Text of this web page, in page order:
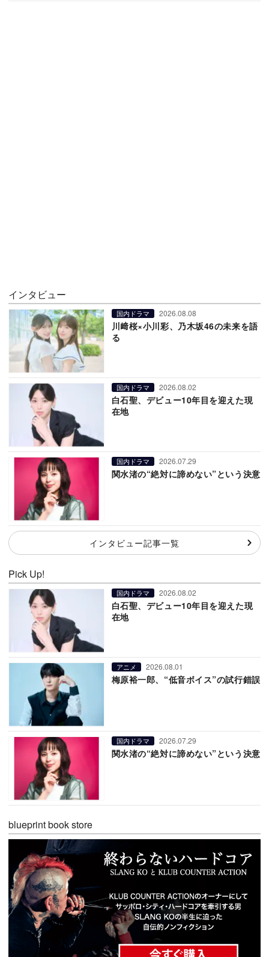
インタビュー
国内ドラマ 2026.08.08
川﨑桜×小川彩、乃木坂46の未来を語
る
国内ドラマ 2026.08.02
白石聖、デビュー10年目を迎えた現
在地
国内ドラマ 2026.07.29
関水渚の“絶対に諦めない”という決意
インタビュー記事一覧
Pick Up!
国内ドラマ 2026.08.02
白石聖、デビュー10年目を迎えた現
在地
アニメ 2026.08.01
梅原裕一郎、“低音ボイス”の試行錯誤
国内ドラマ 2026.07.29
関水渚の“絶対に諦めない”という決意
blueprint book store